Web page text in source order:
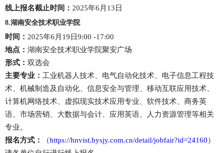
线上报名截止时间： 2025年6月13日
8.湖南安全技术职业学院
时间： 2025年6月19日9:00 -17:00
地点： 湖南安全技术职业学院聚安广场
形式： 双选会
主要专业： 工业机器人技术、电气自动化技术、电子信息工程技
术、机械制造及自动化、信息安全与管理、移动互联应用技术、
计算机网络技术、虚拟现实技术应用专业、软件技术、商务英
语、市场营销、大数据与会计、应用英语、人力资源管理等相关
专业。
报名方式：
（https://hnvist.bysjy.com.cn/detail/jobfair?id=24160）